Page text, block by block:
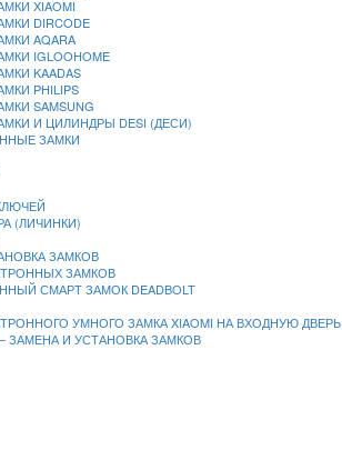
XIAOMI
DIRCODE
AQARA
IGLOOHOME
KAADAS
PHILIPS
SAMSUNG
И ЦИЛИНДРЫ DESI (ДЕСИ)
ЗАМКИ
(ЛИЧИНКИ)
ЗАМКОВ
ЗАМКОВ
СМАРТ ЗАМОК DEADBOLT
УМНОГО ЗАМКА XIAOMI НА ВХОДНУЮ ДВЕРЬ
ЗАМЕНА И УСТАНОВКА ЗАМКОВ